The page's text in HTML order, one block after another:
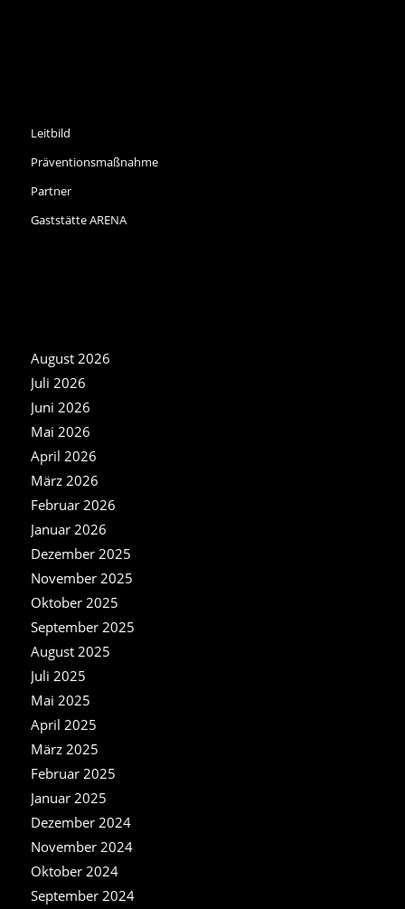
Leitbild
Präventionsmaßnahme
Partner
Gaststätte ARENA
August 2026
Juli 2026
Juni 2026
Mai 2026
April 2026
März 2026
Februar 2026
Januar 2026
Dezember 2025
November 2025
Oktober 2025
September 2025
August 2025
Juli 2025
Mai 2025
April 2025
März 2025
Februar 2025
Januar 2025
Dezember 2024
November 2024
Oktober 2024
September 2024